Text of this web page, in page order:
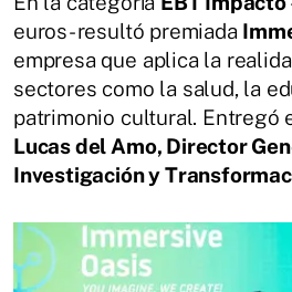
euros- resultó premiada
empresa que aplica la
sectores como la salud, la
patrimonio cultural. Entregó
Lucas del Amo, Director
Investigación y